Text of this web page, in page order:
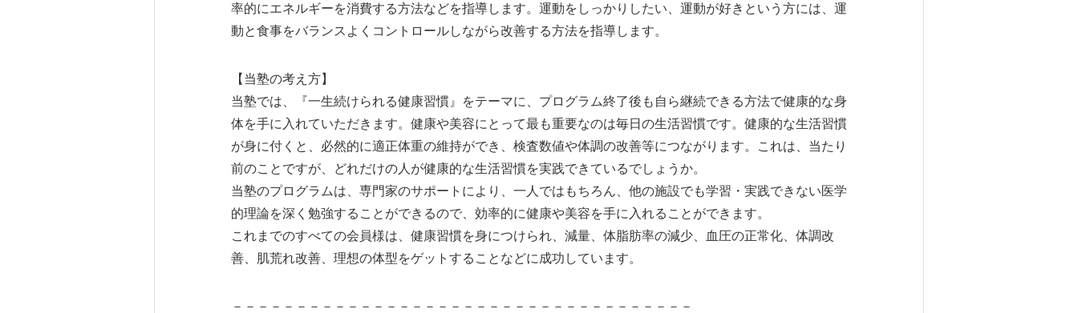
率的にエネルギーを消費する方法などを指導します。運動をしっかりしたい、運動が好きという方には、運
動と食事をバランスよくコントロールしながら改善する方法を指導します。
【当塾の考え方】
当塾では、『一生続けられる健康習慣』をテーマに、プログラム終了後も自ら継続できる方法で健康的な身
体を手に入れていただきます。健康や美容にとって最も重要なのは毎日の生活習慣です。健康的な生活習慣
が身に付くと、必然的に適正体重の維持ができ、検査数値や体調の改善等につながります。これは、当たり
前のことですが、どれだけの人が健康的な生活習慣を実践できているでしょうか。
当塾のプログラムは、専門家のサポートにより、一人ではもちろん、他の施設でも学習・実践できない医学
的理論を深く勉強することができるので、効率的に健康や美容を手に入れることができます。
これまでのすべての会員様は、健康習慣を身につけられ、減量、体脂肪率の減少、血圧の正常化、体調改
善、肌荒れ改善、理想の体型をゲットすることなどに成功しています。
－－－－－－－－－－－－－－－－－－－－－－－－－－－－－－－－－－－－